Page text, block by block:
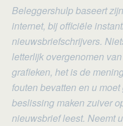
Beleggershulp baseert
internet, bij officiële
nieuwsbriefschrijvers.
letterlijk overgenomen
grafieken, het is de
fouten bevatten en u
beslissing maken zuiver
nieuwsbrief leest. Neemt